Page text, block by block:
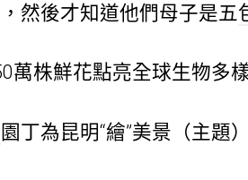
然後才知道他們母子是五
株鮮花點亮全球生物多樣
園丁為昆明“繪”美景（主題）